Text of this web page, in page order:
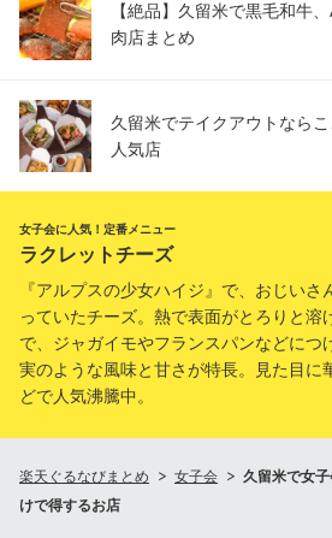
【絶品】久留米で黒毛和牛
肉店まとめ
久留米でテイクアウトなら
人気店
女子会に人気！定番メニュー
ラクレットチーズ
『アルプスの少女ハイジ』で、おじいさ
っていたチーズ。熱で表面がとろりと溶
で、ジャガイモやフランスパンなどにつ
実のような風味と甘さが特長。見た目に
どで人気沸騰中。
楽天ぐるなびまとめ 女子会
久留米で女
けで得するお店